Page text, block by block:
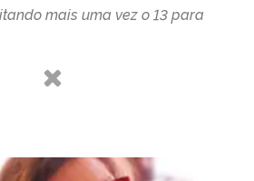
mais uma vez o 13 para